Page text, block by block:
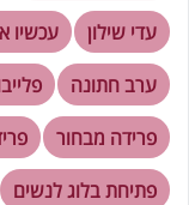
עדי שילון
עכשיו
ערב חתונה
פרידה מבחור
פתיחת בלוג לנשים